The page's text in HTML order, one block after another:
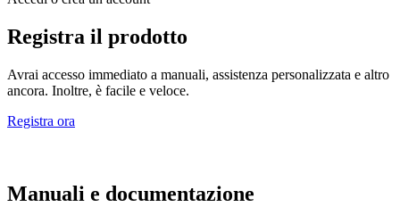
Registra il prodotto
Avrai accesso immediato a manuali, assistenza personalizzata e altro
ancora. Inoltre, è facile e veloce.
Registra ora
Manuali e documentazione